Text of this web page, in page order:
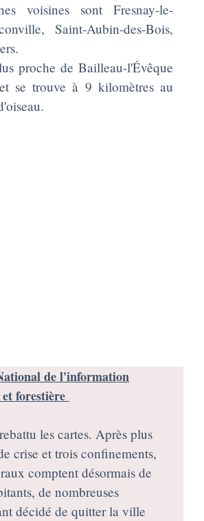
voisines sont Fresnay-le-
Saint-Aubin-des-Bois,
proche de Bailleau-l'Évêque
se trouve à 9 kilomètres au
de l'information
forestière
les cartes. Après plus
crise et trois confinements,
comptent désormais de
de nombreuses
décidé de quitter la ville